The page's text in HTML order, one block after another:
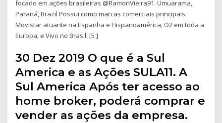
focado em ações brasileiras @RamonVieira91. Umuarama,
Paraná, Brazil Possui como marcas comerciais principais:
Movistar atuante na Espanha e Hispanoamérica, O2 em toda a
Europa, e Vivo no Brasil. [5 ]
30 Dez 2019 O que é a Sul
America e as Ações SULA11. A
Sul America Após ter acesso ao
home broker, poderá comprar e
vender as ações da empresa.